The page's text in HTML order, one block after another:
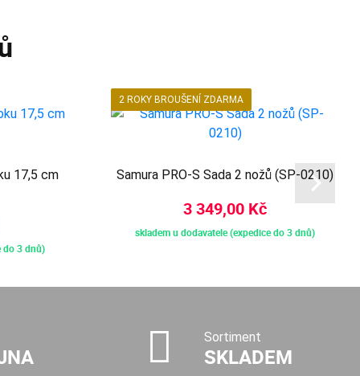
17,5 cm
do 3 dnů)
2 ROKY BROUŠENÍ ZDARMA
Samura PRO-S Sada 2 nožů (SP-0210)
3 349,00 Kč
skladem u dodavatele (expedice do 3 dnů)
Sortiment
SKLADEM